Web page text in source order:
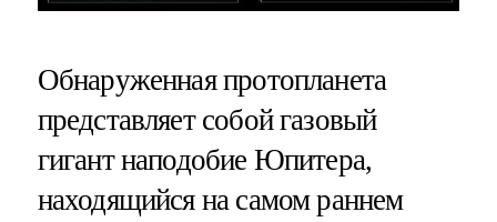
Обнаруженная протопланета
представляет собой газовый
гигант наподобие Юпитера,
находящийся на самом раннем